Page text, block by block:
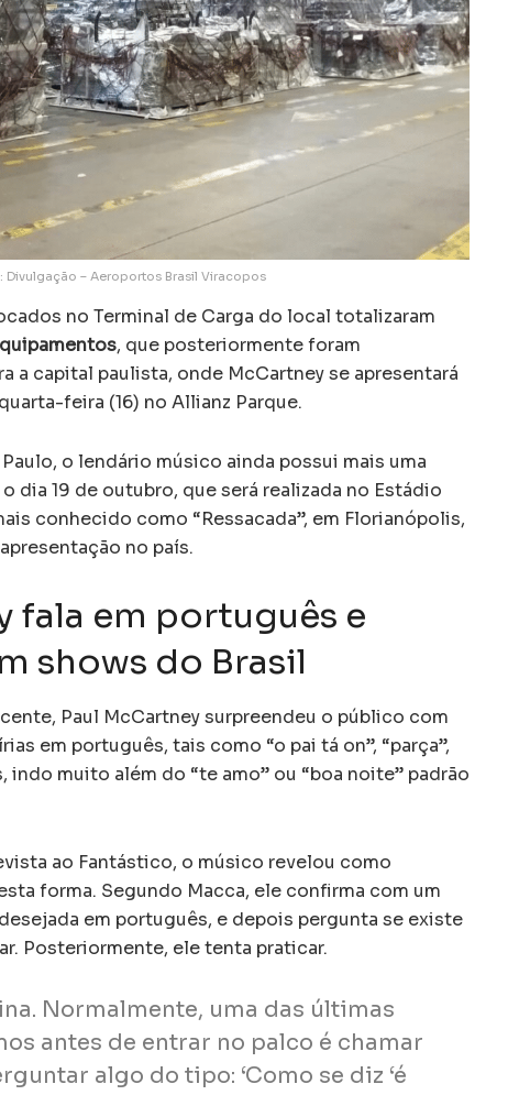
Divulgação – Aeroportos Brasil Viracopos
no Terminal de Carga do local totalizaram
, que posteriormente foram
a capital paulista, onde McCartney se apresentará
feira (16) no Allianz Parque.
o lendário músico ainda possui mais uma
dia 19 de outubro, que será realizada no Estádio
conhecido como “Ressacada”, em Florianópolis,
no país.
fala em português e
shows do Brasil
Paul McCartney surpreendeu o público com
em português, tais como “o pai tá on”, “parça”,
indo muito além do “te amo” ou “boa noite” padrão
ao Fantástico, o músico revelou como
forma. Segundo Macca, ele confirma com um
em português, e depois pergunta se existe
Posteriormente, ele tenta praticar.
Normalmente, uma das últimas
antes de entrar no palco é chamar
algo do tipo: ‘Como se diz ‘é